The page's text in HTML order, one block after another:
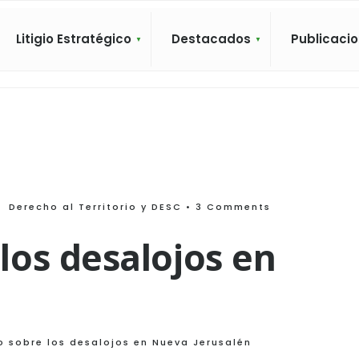
Litigio Estratégico Destacados
Derecho al Territorio y DESC • 3 Comments
desalojos en
sobre los desalojos en Nueva Jerusalén